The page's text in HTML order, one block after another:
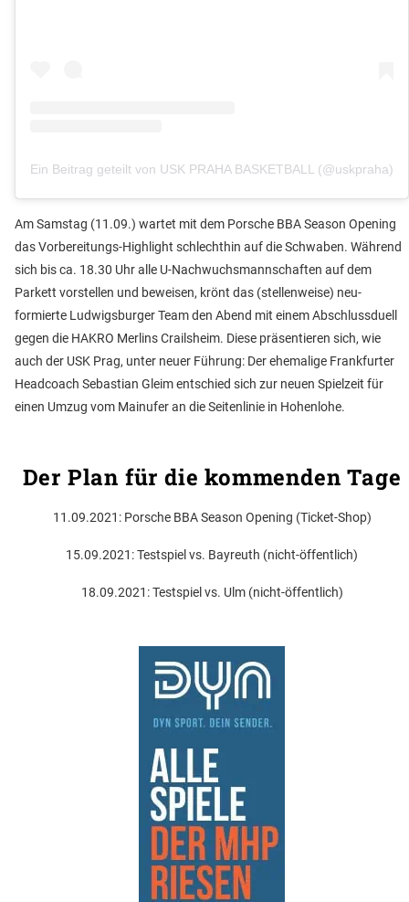
Ein Beitrag geteilt von USK PRAHA BASKETBALL (@uskpraha)
Am Samstag (11.09.) wartet mit dem Porsche BBA Season Opening
das Vorbereitungs-Highlight schlechthin auf die Schwaben. Während
sich bis ca. 18.30 Uhr alle U-Nachwuchsmannschaften auf dem
Parkett vorstellen und beweisen, krönt das (stellenweise) neu-
formierte Ludwigsburger Team den Abend mit einem Abschlussduell
gegen die HAKRO Merlins Crailsheim. Diese präsentieren sich, wie
auch der USK Prag, unter neuer Führung: Der ehemalige Frankfurter
Headcoach Sebastian Gleim entschied sich zur neuen Spielzeit für
einen Umzug vom Mainufer an die Seitenlinie in Hohenlohe.
Der Plan für die kommenden Tage
11.09.2021: Porsche BBA Season Opening (Ticket-Shop)
15.09.2021: Testspiel vs. Bayreuth (nicht-öffentlich)
18.09.2021: Testspiel vs. Ulm (nicht-öffentlich)